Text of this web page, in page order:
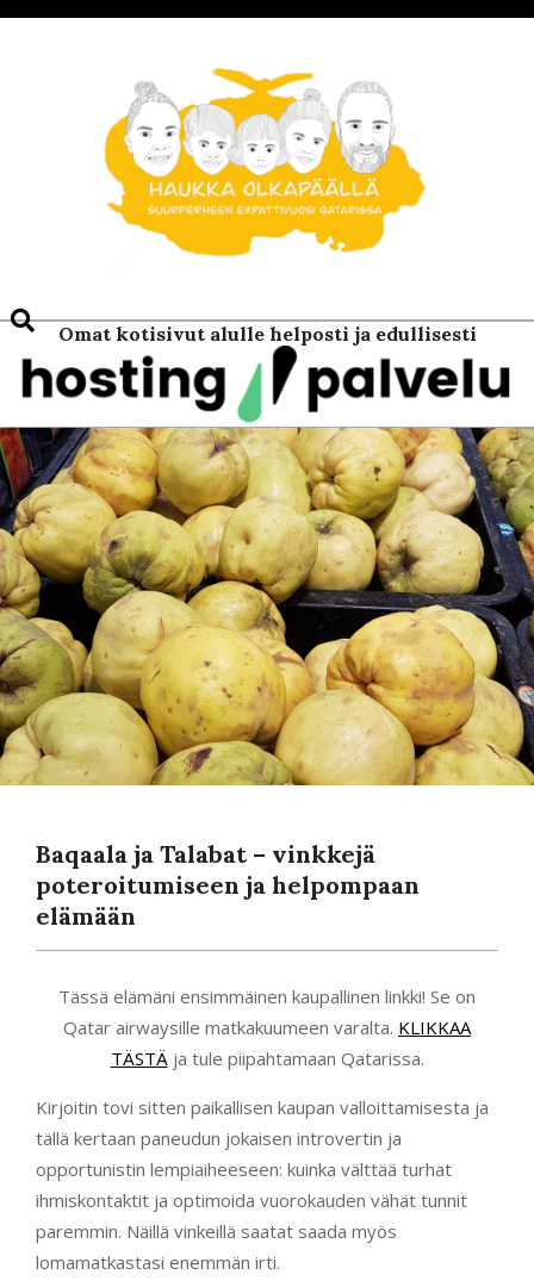
Skip
Search
Omat kotisivut alulle helposti ja edullisesti
Baqaala ja Talabat – vinkkejä
poteroitumiseen ja helpompaan
elämään
Tässä elämäni ensimmäinen kaupallinen linkki! Se on
Qatar airwaysille matkakuumeen varalta. KLIKKAA
TÄSTÄja tule piipahtamaan Qatarissa.
Kirjoitin tovi sitten paikallisen kaupan valloittamisesta ja
tällä kertaan paneudun jokaisen introvertin ja
opportunistin lempiaiheeseen: kuinka välttää turhat
ihmiskontaktit ja optimoida vuorokauden vähät tunnit
paremmin. Näillä vinkeillä saatat saada myös
lomamatkastasi enemmän irti.